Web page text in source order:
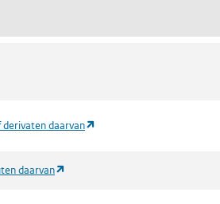
derivaten daarvan
daarvan